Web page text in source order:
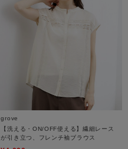
grove
【洗える・ON/OFF使える】繊細レース
が引き立つ、フレンチ袖ブラウス